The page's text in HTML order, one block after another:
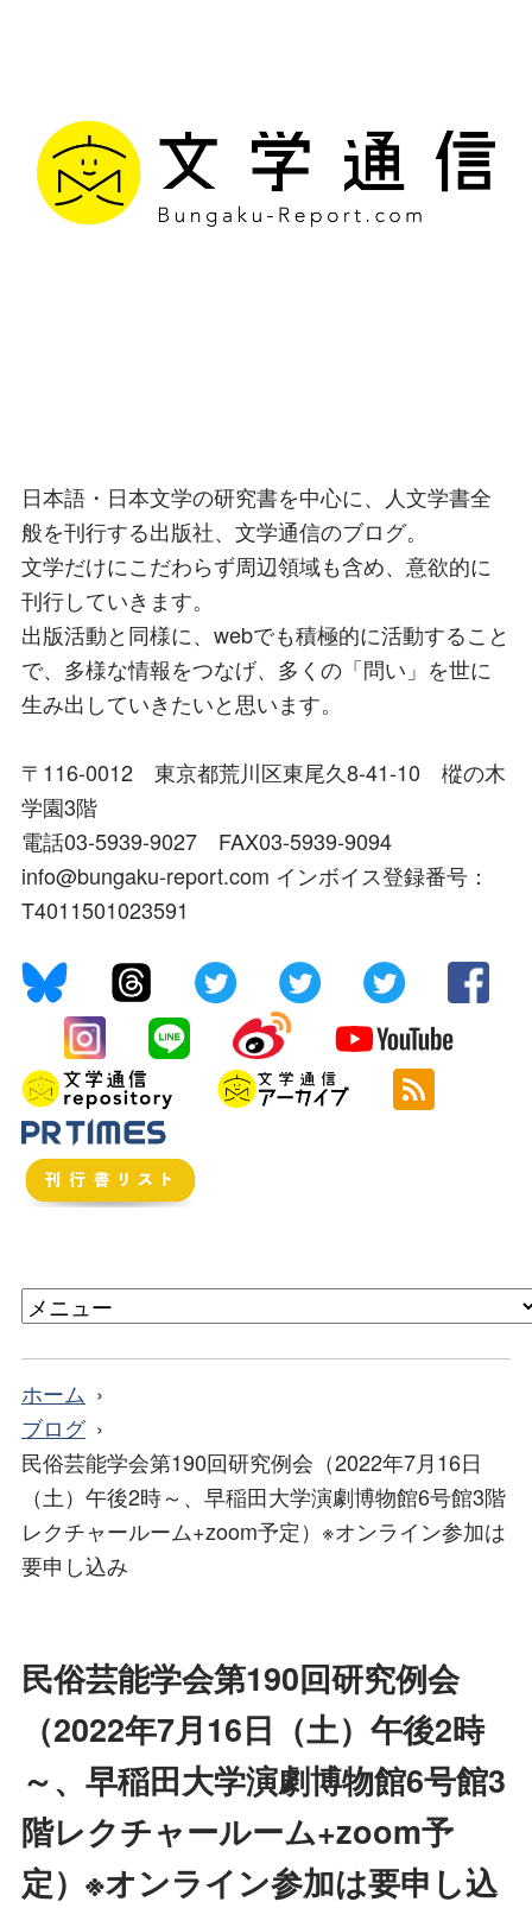
日本語・日本文学の研究書を中心に、人文学書全
般を刊行する出版社、文学通信のブログ。
文学だけにこだわらず周辺領域も含め、意欲的に
刊行していきます。
出版活動と同様に、webでも積極的に活動すること
で、多様な情報をつなげ、多くの「問い」を世に
生み出していきたいと思います。
〒116-0012 東京都荒川区東尾久8-41-10 樅の木
学園3階
電話03-5939-9027 FAX03-5939-9094
info@bungaku-report.com インボイス登録番号：
T4011501023591
ホーム
ブログ
民俗芸能学会第190回研究例会（2022年7月16日
（土）午後2時～、早稲田大学演劇博物館6号館3階
レクチャールーム+zoom予定）※オンライン参加は
要申し込み
民俗芸能学会第190回研究例会
（2022年7月16日（土）午後2時
～、早稲田大学演劇博物館6号館3
階レクチャールーム+zoom予
定）※オンライン参加は要申し込